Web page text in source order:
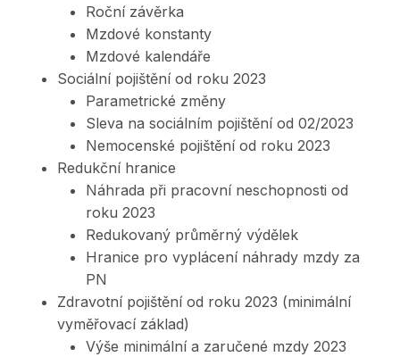
Roční závěrka
Mzdové konstanty
Mzdové kalendáře
Sociální pojištění od roku 2023
Parametrické změny
Sleva na sociálním pojištění od 02/2023
Nemocenské pojištění od roku 2023
Redukční hranice
Náhrada při pracovní neschopnosti od
roku 2023
Redukovaný průměrný výdělek
Hranice pro vyplácení náhrady mzdy za
PN
Zdravotní pojištění od roku 2023 (minimální
vyměřovací základ)
Výše minimální a zaručené mzdy 2023